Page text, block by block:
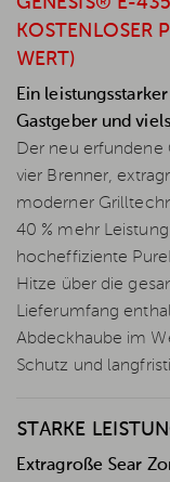
KOSTENLOSER
WERT)
Ein
Gastgeber und
Der neu erfundene
vier Brenner,
moderner
40 % mehr
hocheffiziente
Hitze über die
Lieferumfang
Abdeckhaube im
Schutz und
STARKE
Extragroße Sear